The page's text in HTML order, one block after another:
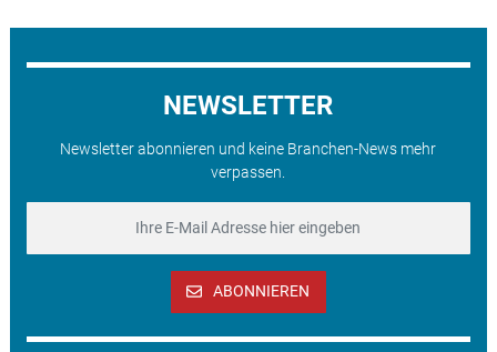
NEWSLETTER
Newsletter abonnieren und keine Branchen-News mehr
verpassen.
ABONNIEREN